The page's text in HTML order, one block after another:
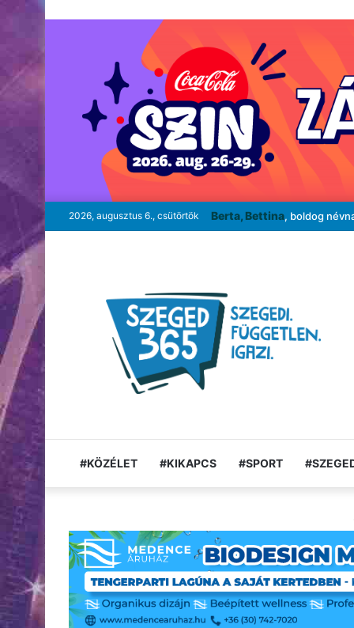
2026, augusztus 6., csütörtök Berta, Bettina, boldog
#KÖZÉLET #KIKAPCS #SPORT